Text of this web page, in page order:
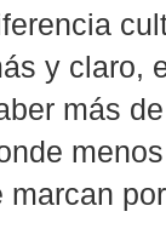
y claro,
más
marcan